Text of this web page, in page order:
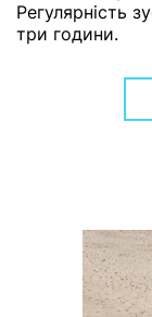
Регулярність
три години.